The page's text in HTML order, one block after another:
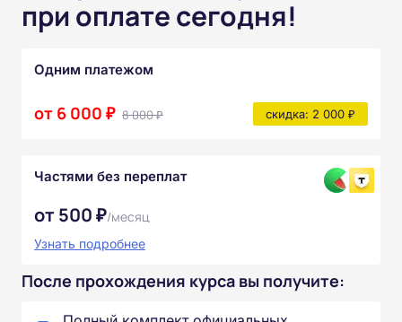
при оплате сегодня!
Одним платежом
от 6 000 ₽ 8 000 ₽ скидка: 2 000 ₽
Частями без переплат
от 500 ₽/месяц
Узнать подробнее
После прохождения курса вы получите: